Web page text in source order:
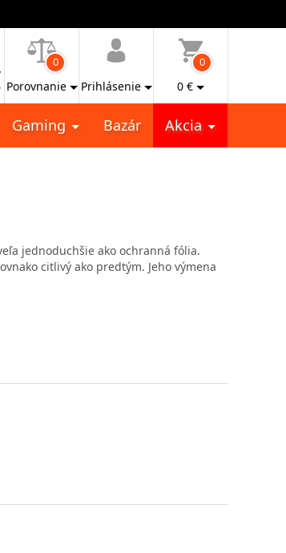
0
Porovnanie Prihlásenie
0
0 €
Gaming Bazár Akcia
jednoduchšie ako ochranná fólia.
citlivý ako predtým. Jeho výmena